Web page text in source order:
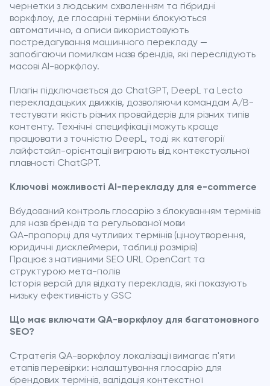
чернетки з людським схваленням та гібридні
воркфлоу, де глосарні терміни блокуються
автоматично, а описи використовують
постредагування машинного перекладу —
запобігаючи помилкам назв брендів, які переслідують
масові AI-воркфлоу.
Плагін підключається до ChatGPT, DeepL та Lecto
перекладацьких движків, дозволяючи командам A/B-
тестувати якість різних провайдерів для різних типів
контенту. Технічні специфікації можуть краще
працювати з точністю DeepL, тоді як категорії
лайфстайл-орієнтації виграють від контекстуальної
плавності ChatGPT.
Ключові можливості AI-перекладу для e-commerce
Вбудований контроль глосарію з блокуванням термінів
для назв брендів та регульованої мови
QA-прапорці для чутливих термінів (ціноутворення,
юридичні дисклеймери, таблиці розмірів)
Працює з нативними SEO URL OpenCart та
структурою мета-полів
Історія версій для відкату перекладів, які показують
низьку ефективність у GSC
Що має включати QA-воркфлоу для багатомовного
SEO?
Стратегія QA-воркфлоу локалізації вимагає п'яти
етапів перевірки: налаштування глосарію для
брендових термінів, валідація контекстної